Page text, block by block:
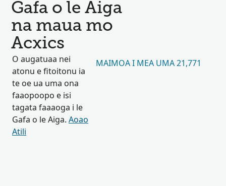
Gafa o le Aiga
na maua mo
Acxics
O augatuaa nei
atonu e fitoitonu ia
te oe ua uma ona
faaopoopo e isi
tagata faaaoga i le
Gafa o le Aiga. Aoao
Atili
MAIMOA I MEA UMA 21,771